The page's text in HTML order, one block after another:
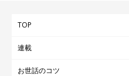
TOP
連載
お世話のコツ